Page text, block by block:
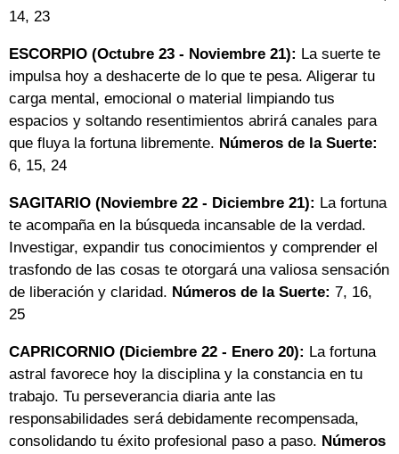
14, 23
ESCORPIO (Octubre 23 - Noviembre 21): La suerte te
impulsa hoy a deshacerte de lo que te pesa. Aligerar tu
carga mental, emocional o material limpiando tus
espacios y soltando resentimientos abrirá canales para
que fluya la fortuna libremente. Números de la Suerte:
6, 15, 24
SAGITARIO (Noviembre 22 - Diciembre 21): La fortuna
te acompaña en la búsqueda incansable de la verdad.
Investigar, expandir tus conocimientos y comprender el
trasfondo de las cosas te otorgará una valiosa sensación
de liberación y claridad. Números de la Suerte: 7, 16,
25
CAPRICORNIO (Diciembre 22 - Enero 20): La fortuna
astral favorece hoy la disciplina y la constancia en tu
trabajo. Tu perseverancia diaria ante las
responsabilidades será debidamente recompensada,
consolidando tu éxito profesional paso a paso. Números